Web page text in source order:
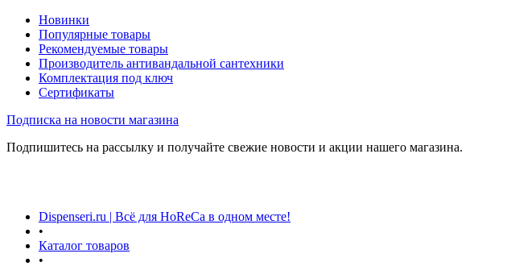
Новинки
Популярные товары
Рекомендуемые товары
Производитель антивандальной сантехники
Комплектация под ключ
Сертификаты
Подписка на новости магазина
Подпишитесь на рассылку и получайте свежие новости и акции нашего магазина.
Dispenseri.ru | Всё для HoReCa в одном месте!
•
Каталог товаров
•